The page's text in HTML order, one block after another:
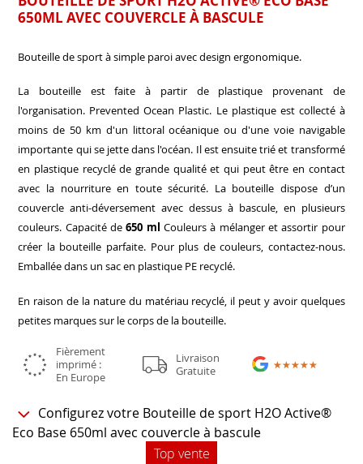
650ML AVEC COUVERCLE À BASCULE
Bouteille de sport à simple paroi avec design ergonomique.
La bouteille est faite à partir de plastique provenant de
l'organisation. Prevented Ocean Plastic. Le plastique est collecté à
moins de 50 km d'un littoral océanique ou d'une voie navigable
importante qui se jette dans l'océan. Il est ensuite trié et transformé
en plastique recyclé de grande qualité et qui peut être en contact
avec la nourriture en toute sécurité. La bouteille dispose d’un
couvercle anti-déversement avec dessus à bascule, en plusieurs
couleurs. Capacité de650 ml Couleurs à mélanger et assortir pour
créer la bouteille parfaite. Pour plus de couleurs, contactez-nous.
Emballée dans un sac en plastique PE recyclé.
En raison de la nature du matériau recyclé, il peut y avoir quelques
petites marques sur le corps de la bouteille.
Fièrement
imprimé :
En Europe
Livraison
Gratuite
★★★★★
★★★★★
Configurez votre Bouteille de sport H2O Active®
Eco Base 650ml avec couvercle à bascule
Top vente